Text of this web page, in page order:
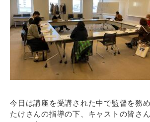
今日は講座を受講された中で監督を務
たけさんの指導の下、キャストの皆さ